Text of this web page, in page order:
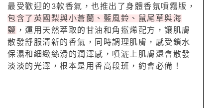
最受歡迎的3款香氣，也推出了身體香氛噴霧版，
包含了英國梨與小蒼蘭、藍風鈴、鼠尾草與海
鹽 ，運用天然萃取的甘油和角鯊烯配方， 讓肌膚
散發舒服清新的香氣，同時調理肌膚， 感受鎖水
保濕和細緻絲滑的潤澤感，噴灑上肌膚還會散發
淡淡的光澤，根本是用香高段班，約會必備！